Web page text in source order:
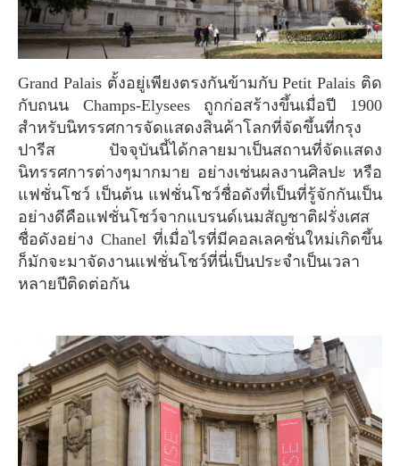
Grand Palais ตั้งอยู่เพียงตรงกันข้ามกับ Petit Palais ติด
กับถนน Champs-Elysees ถูกก่อสร้างขึ้นเมื่อปี 1900
สำหรับนิทรรศการจัดแสดงสินค้าโลกที่จัดขึ้นที่กรุง
ปารีส ปัจจุบันนี้ได้กลายมาเป็นสถานที่จัดแสดง
นิทรรศการต่างๆมากมาย อย่างเช่นผลงานศิลปะ หรือ
แฟชั่นโชว์ เป็นต้น แฟชั่นโชว์ชื่อดังที่เป็นที่รู้จักกันเป็น
อย่างดีคือแฟชั่นโชว์จากแบรนด์เนมสัญชาติฝรั่งเศส
ชื่อดังอย่าง Chanel ที่เมื่อไรที่มีคอลเลคชั่นใหม่เกิดขึ้น
ก็มักจะมาจัดงานแฟชั่นโชว์ที่นี่เป็นประจำเป็นเวลา
หลายปีติดต่อกัน